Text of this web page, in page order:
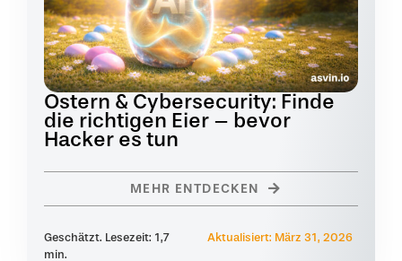
Ostern & Cybersecurity: Finde
die richtigen Eier – bevor
Hacker es tun
MEHR ENTDECKEN
Geschätzt. Lesezeit: 1,7
min.
Aktualisiert: März 31, 2026